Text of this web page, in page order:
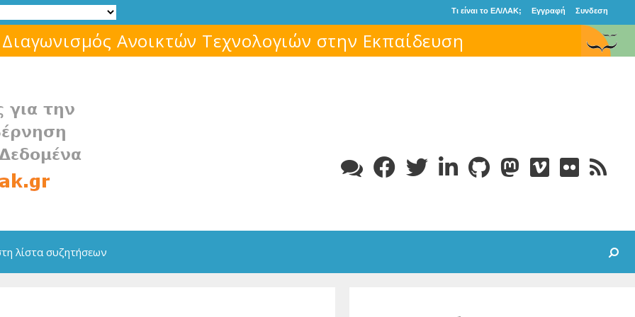
Τι είναι το ΕΛ/ΛΑΚ; Εγγραφή Συνδεση
Μάθε για το ελεύθερο λογισμικό!
λίστα συζητήσεων Search